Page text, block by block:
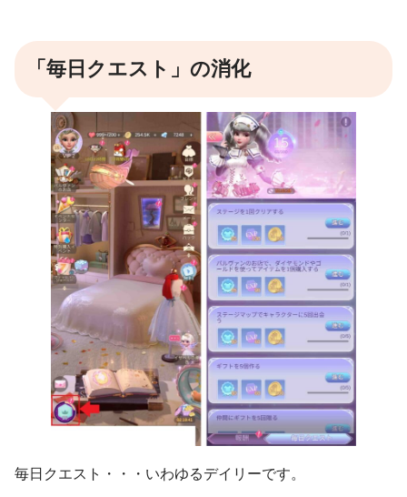
「毎日クエスト」の消化
毎日クエスト・・・いわゆるデイリーです。